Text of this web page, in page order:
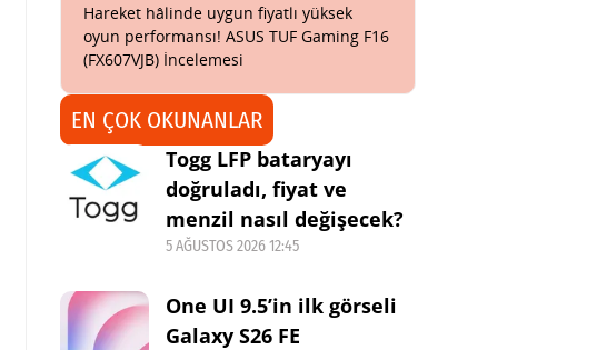
Hareket hâlinde uygun fiyatlı yüksek
oyun performansı! ASUS TUF Gaming F16
(FX607VJB) İncelemesi
EN ÇOK OKUNANLAR
Togg LFP bataryayı
doğruladı, fiyat ve
menzil nasıl değişecek?
5 AĞUSTOS 2026 12:45
One UI 9.5’in ilk görseli
Galaxy S26 FE